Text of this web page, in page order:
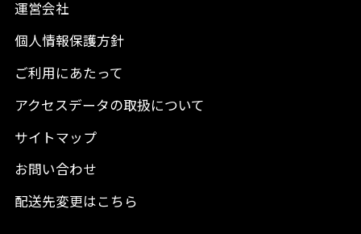
運営会社
個人情報保護方針
ご利用にあたって
アクセスデータの取扱について
サイトマップ
お問い合わせ
配送先変更はこちら